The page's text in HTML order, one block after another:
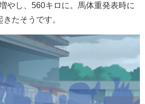
やし、560キロに。馬体重発表時に
たそうです。